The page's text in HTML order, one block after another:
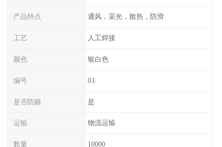
产品特点 通风，采光，散热，防滑
工艺 人工焊接
颜色 银白色
编号 03
是否防砸 是
运输 物流运输
数量 10000